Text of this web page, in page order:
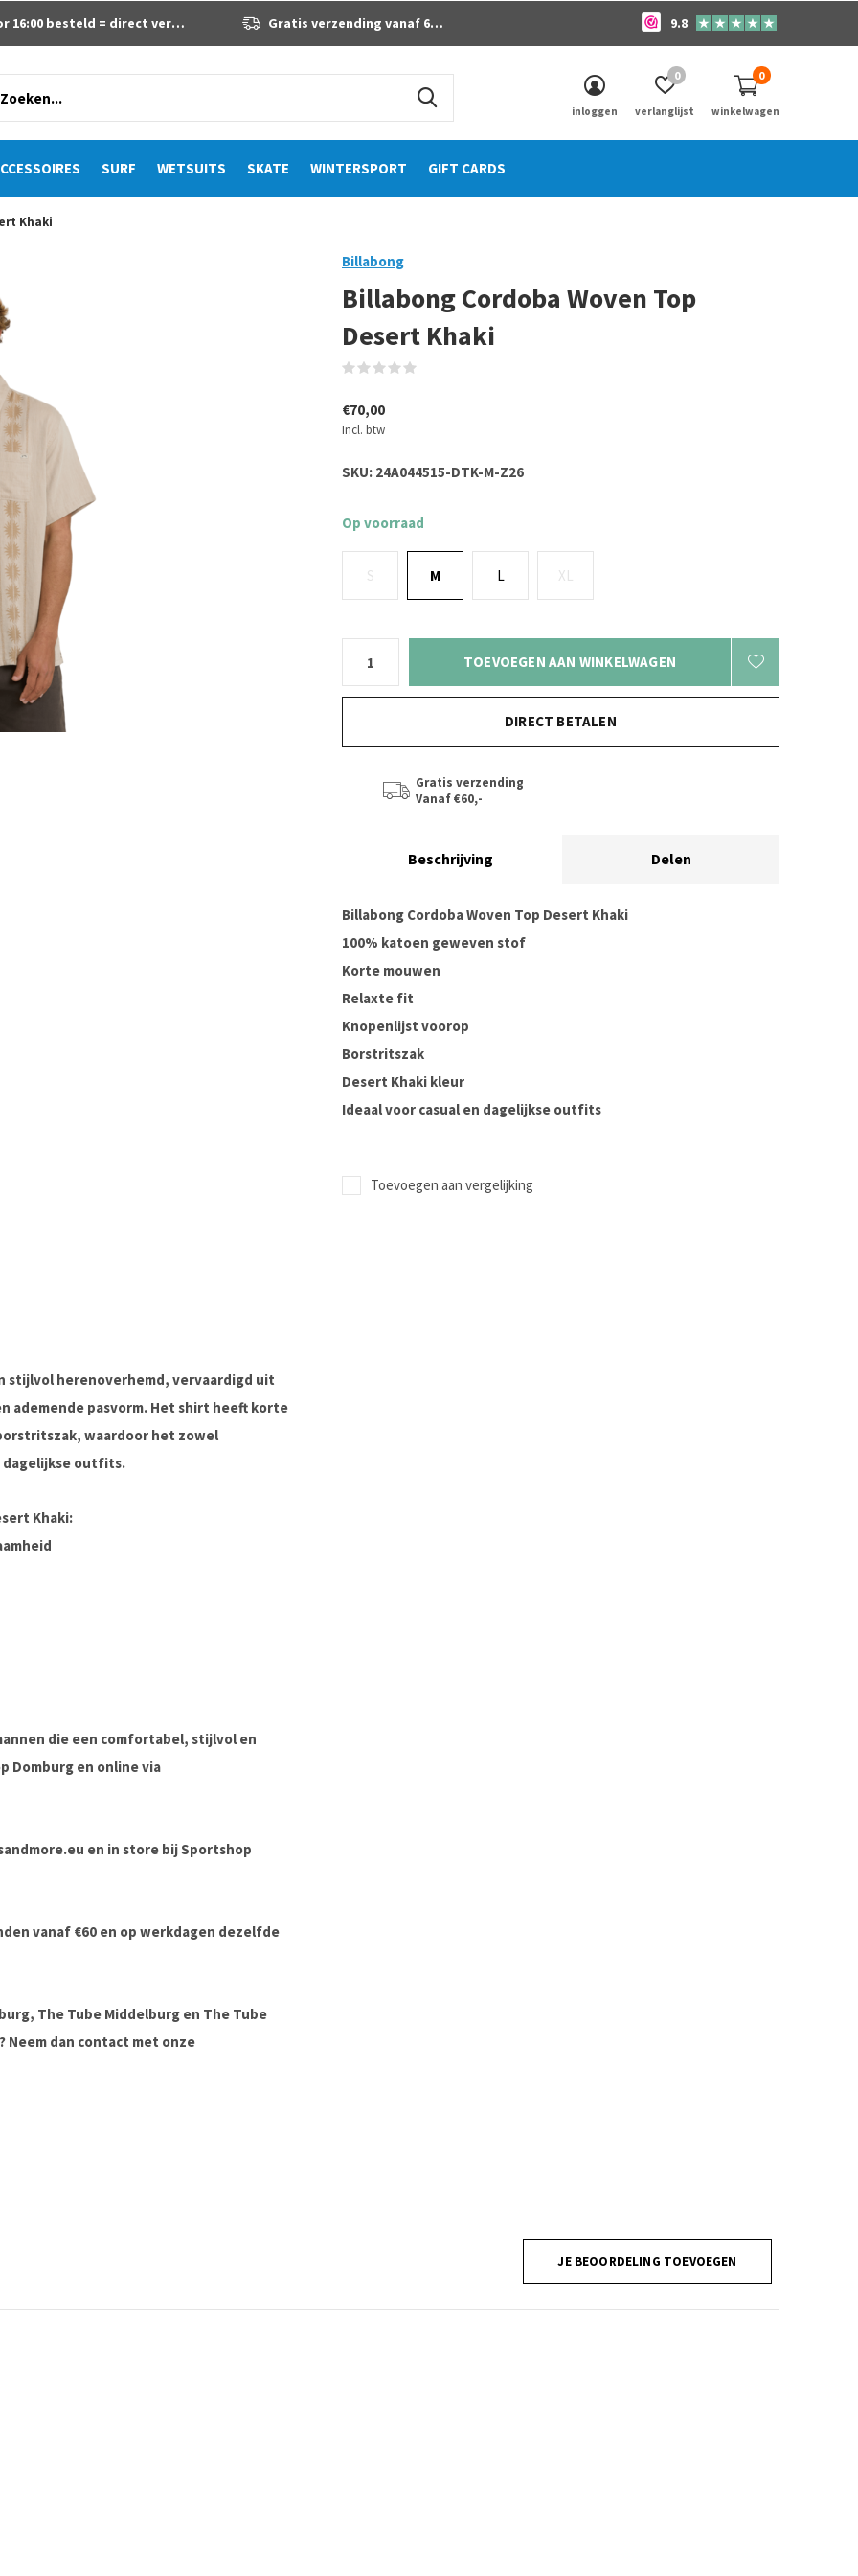
SURF WETSUITS SKATE WINTERSPORT GIFT CARDS
inloggen verlanglijst
0
winkelwagen
0
16:00 besteld = direct verzonden Gratis verzending vanaf 60 euro 9.8
Khaki
Billabong
Billabong Cordoba Woven Top
Desert Khaki
€70,00
Incl. btw
SKU: 24A044515-DTK-M-Z26
Op voorraad
S M L XL
TOEVOEGEN AAN WINKELWAGEN
DIRECT BETALEN
Gratis verzending
Vanaf €60,-
Beschrijving Delen
Billabong Cordoba Woven Top Desert Khaki
100% katoen geweven stof
Korte mouwen
Relaxte fit
Knopenlijst voorop
Borstritszak
Desert Khaki kleur
Ideaal voor casual en dagelijkse outfits
Toevoegen aan vergelijking
stijlvol herenoverhemd, vervaardigd uit
ademende pasvorm. Het shirt heeft korte
, waardoor het zowel
dagelijkse outfits.
Khaki:
die een comfortabel, stijlvol en
Domburg en online via
en in store bij Sportshop
vanaf €60 en op werkdagen dezelfde
The Tube Middelburg en The Tube
Neem dan contact met onze
JE BEOORDELING TOEVOEGEN